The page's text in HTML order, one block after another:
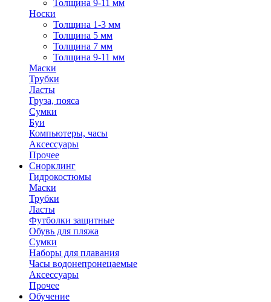
Толщина 9-11 мм
Носки
Толщина 1-3 мм
Толщина 5 мм
Толщина 7 мм
Толщина 9-11 мм
Маски
Трубки
Ласты
Груза, пояса
Сумки
Буи
Компьютеры, часы
Аксессуары
Прочее
Снорклинг
Гидрокостюмы
Маски
Трубки
Ласты
Футболки защитные
Обувь для пляжа
Сумки
Наборы для плавания
Часы водонепронецаемые
Аксессуары
Прочее
Обучение